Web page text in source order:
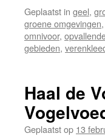
Geplaatst in geel,
groene omgevingen,
omnivoor,
gebieden,
Haal de
Geplaatst op 13